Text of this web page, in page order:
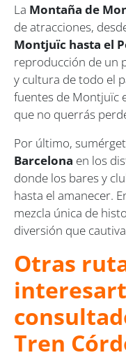
La Montaña de
de atracciones,
Montjuïc hasta el
reproducción de un
y cultura de todo el
fuentes de Montjuïc
que no querrás
Por último,
Barcelona en los
donde los bares y
hasta el amanecer.
mezcla única de
diversión que
Otras
Tren